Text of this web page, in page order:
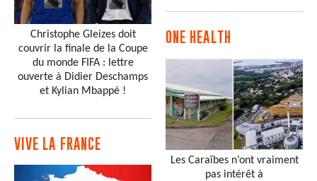
Christophe Gleizes doit
couvrir la finale de la Coupe
du monde FIFA : lettre
ouverte à Didier Deschamps
et Kylian Mbappé !
VIVE LA FRANCE
ONE HEALTH
Les Caraïbes n’ont vraiment
pas intérêt à